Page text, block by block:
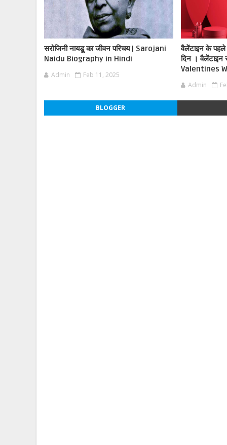
सरोजिनी नायडू का जीवन परिचय | Sarojani
Naidu Biography in Hindi
Admin Feb 11, 2025
वैलेंटाइन के पहले
दिन । वैलेंटाइन
Valentines
Admin
BLOGGER